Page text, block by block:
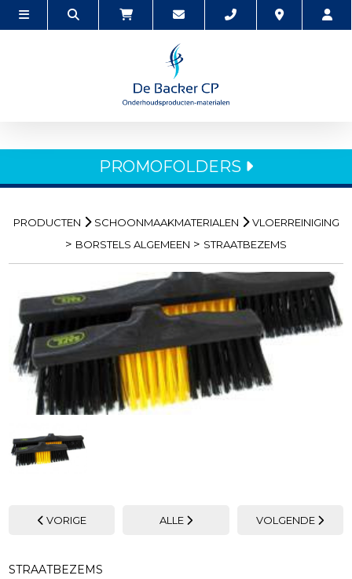
PROMOFOLDERS
PRODUCTEN SCHOONMAAKMATERIALEN VLOERREINIGING
> BORSTELS ALGEMEEN > STRAATBEZEMS
VORIGE ALLE VOLGENDE
STRAATBEZEMS